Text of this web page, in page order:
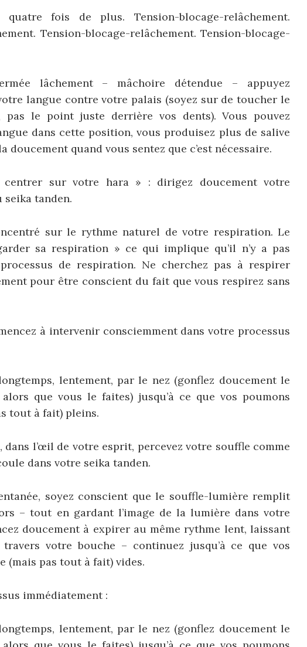
quatre fois de plus. Tension-blocage-relâchement.
Tension-blocage-relâchement. Tension-blocage-
lâchement – mâchoire détendue – appuyez
langue contre votre palais (soyez sur de toucher le
pas le point juste derrière vos dents). Vous pouvez
dans cette position, vous produisez plus de salive
doucement quand vous sentez que c’est nécessaire.
centrer sur votre hara » : dirigez doucement votre
tanden.
sur le rythme naturel de votre respiration. Le
sa respiration » ce qui implique qu’il n’y a pas
de respiration. Ne cherchez pas à respirer
pour être conscient du fait que vous respirez sans
à intervenir consciemment dans votre processus
lentement, par le nez (gonflez doucement le
que vous le faites) jusqu’à ce que vos poumons
tout à fait) pleins.
l’œil de votre esprit, percevez votre souffle comme
dans votre seika tanden.
soyez conscient que le souffle-lumière remplit
– tout en gardant l’image de la lumière dans votre
doucement à expirer au même rythme lent, laissant
votre bouche – continuez jusqu’à ce que vos
(mais pas tout à fait) vides.
immédiatement :
lentement, par le nez (gonflez doucement le